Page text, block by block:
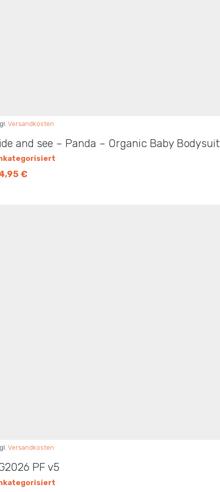
Versandkosten
and see – Panda – Organic Baby
€
Versandkosten
PF v5